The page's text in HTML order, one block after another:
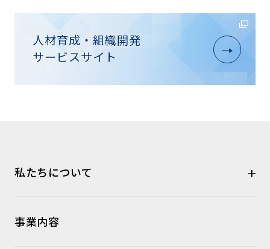
人材育成・組織開発
サービスサイト
私たちについて
事業内容